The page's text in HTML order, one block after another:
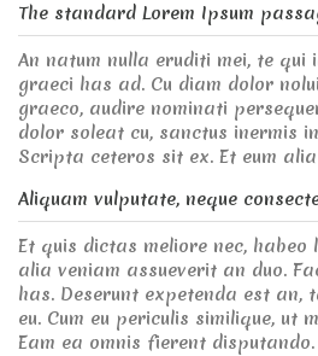
The standard Lorem Ipsum
An natum nulla eruditi mei, te qui
graeci has ad. Cu diam dolor
graeco, audire nominati
dolor soleat cu, sanctus inermis
Scripta ceteros sit ex. Et eum
Aliquam vulputate, neque
Et quis dictas meliore nec,
alia veniam assueverit an duo.
has. Deserunt expetenda est an,
eu. Cum eu periculis similique, ut
Eam ea omnis fierent disputando.